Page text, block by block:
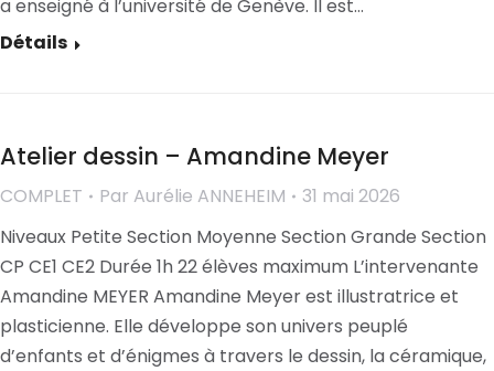
a enseigné à l’université de Genève. Il est…
Détails
Atelier dessin – Amandine Meyer
COMPLET Par Aurélie ANNEHEIM
31 mai 2026
Niveaux Petite Section Moyenne Section Grande Section
CP CE1 CE2 Durée 1h 22 élèves maximum L’intervenante
Amandine MEYER Amandine Meyer est illustratrice et
plasticienne. Elle développe son univers peuplé
d’enfants et d’énigmes à travers le dessin, la céramique,